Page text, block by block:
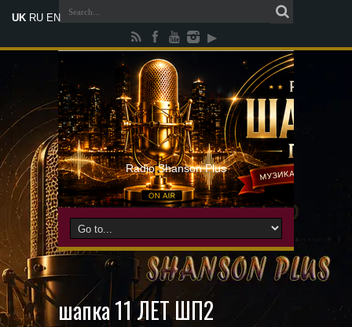
Radio Shanson Plus
шапка 11 ЛЕТ ШП2
UK RU EN